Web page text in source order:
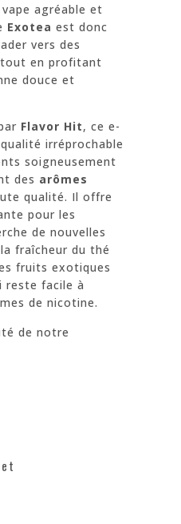
agréable et
Exotea est donc
vers des
en profitant
douce et
Flavor Hit, ce e-
irréprochable
soigneusement
des arômes
qualité. Il offre
pour les
de nouvelles
fraîcheur du thé
fruits exotiques
reste facile à
de nicotine.
de notre